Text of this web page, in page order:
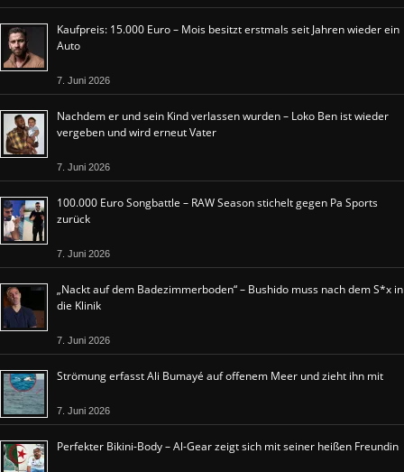
Kaufpreis: 15.000 Euro – Mois besitzt erstmals seit Jahren wieder ein
Auto
7. Juni 2026
Nachdem er und sein Kind verlassen wurden – Loko Ben ist wieder
vergeben und wird erneut Vater
7. Juni 2026
100.000 Euro Songbattle – RAW Season stichelt gegen Pa Sports
zurück
7. Juni 2026
„Nackt auf dem Badezimmerboden“ – Bushido muss nach dem S*x in
die Klinik
7. Juni 2026
Strömung erfasst Ali Bumayé auf offenem Meer und zieht ihn mit
7. Juni 2026
Perfekter Bikini-Body – Al-Gear zeigt sich mit seiner heißen Freundin